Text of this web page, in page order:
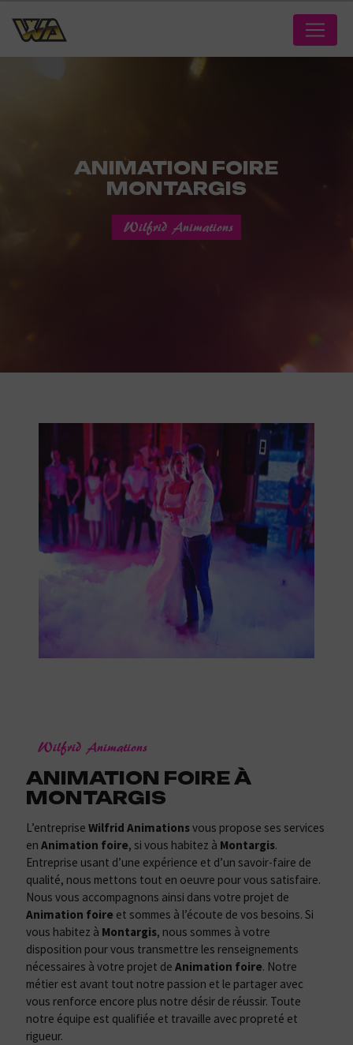
ANIMATION FOIRE
MONTARGIS
Wilfrid Animations
Wilfrid Animations
ANIMATION FOIRE À
MONTARGIS
L’entreprise Wilfrid Animationsvous propose ses services
en Animation foire, si vous habitez à Montargis.
Entreprise usant d’une expérience et d’un savoir-faire de
qualité, nous mettons tout en oeuvre pour vous satisfaire.
Nous vous accompagnons ainsi dans votre projet de
Animation foire et sommes à l’écoute de vos besoins. Si
vous habitez à Montargis, nous sommes à votre
disposition pour vous transmettre les renseignements
nécessaires à votre projet de Animation foire. Notre
métier est avant tout notre passion et le partager avec
vous renforce encore plus notre désir de réussir. Toute
notre équipe est qualifiée et travaille avec propreté et
rigueur.